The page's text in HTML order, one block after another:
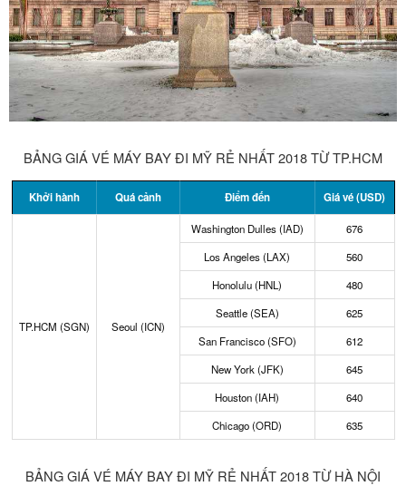
BẢNG GIÁ VÉ MÁY BAY ĐI MỸ RẺ NHẤT 2018 TỪ TP.HCM
Khởi hành Quá cảnh Điểm đến Giá vé (USD)
TP.HCM (SGN) Seoul (ICN)
Washington Dulles (IAD)
676
Los Angeles (LAX)
560
Honolulu (HNL)
480
Seattle (SEA)
625
San Francisco (SFO)
612
New York (JFK)
645
Houston (IAH)
640
Chicago (ORD)
635
BẢNG GIÁ VÉ MÁY BAY ĐI MỸ RẺ NHẤT 2018 TỪ HÀ NỘI